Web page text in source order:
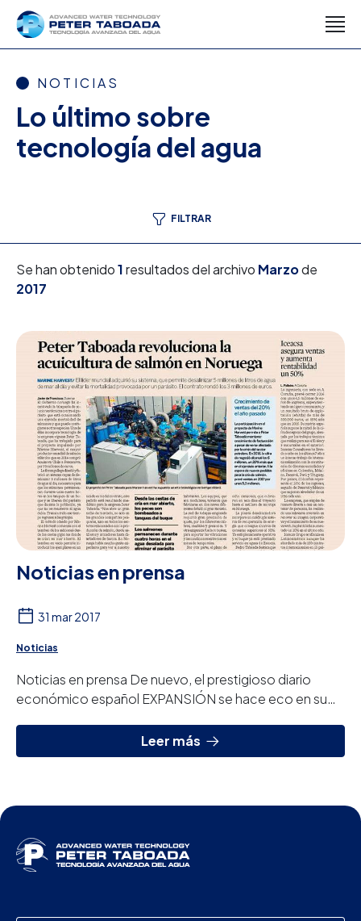
NOTICIAS
Lo último sobre
tecnología del agua
FILTRAR
Se han obtenido1resultados del archivo Marzode
2017
Noticias en prensa
31 mar 2017
Noticias
Noticias en prensa De nuevo, el prestigioso diario
económico español EXPANSIÓN se hace eco en su
Leer más